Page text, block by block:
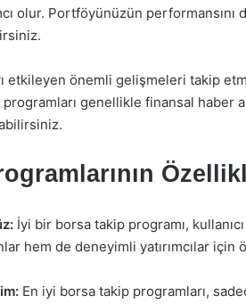
olur. Portföyünüzün
etkileyen önemli gelişmeleri takip
genellikle finansal haber
İyi bir borsa takip programı,
hem de deneyimli yatırımcılar için
En iyi borsa takip programları,